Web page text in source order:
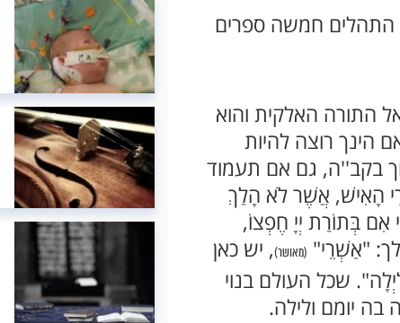
התהלים חמשה ספרים
התורה האלקית והוא
הינך רוצה להיות
בקב''ה, גם אם תעמוד
הָאִישׁ, אֲשֶׁר לֹא הָלַךְ
בְּתוֹרַת יְיָ חֶפְצוֹ,
"אַשְׁרֵי" (מאושר), יש כאן
שכל העולם בנוי
יומם ולילה.